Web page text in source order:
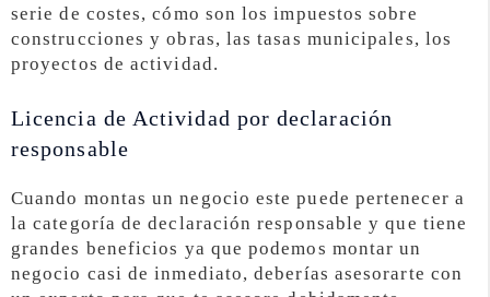
serie de costes, cómo son los impuestos sobre
construcciones y obras, las tasas municipales, los
proyectos de actividad.
Licencia de Actividad por declaración
responsable
Cuando montas un negocio este puede pertenecer a
la categoría de declaración responsable y que tiene
grandes beneficios ya que podemos montar un
negocio casi de inmediato, deberías asesorarte con